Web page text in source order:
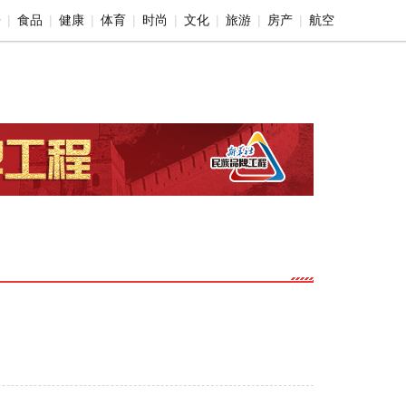
食品 健康 体育 时尚 文化 旅游 房产 航空